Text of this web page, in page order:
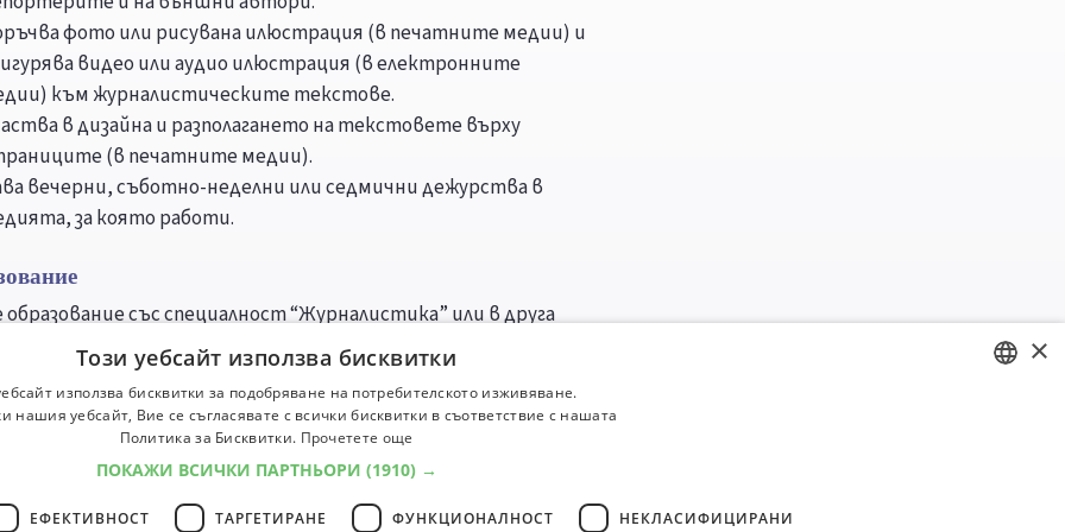
фото или рисувана илюстрация (в печатните медии) и
видео или аудио илюстрация (в електронните
към журналистическите текстове.
в дизайна и разполагането на текстовете върху
(в печатните медии).
вечерни, съботно-неделни или седмични дежурства в
за която работи.
със специалност “Журналистика” или в друга
свързана с тематиката, за която отговаря. Един или повече
езици са задължителни.
работодатели
печатни и електронни средства за масова информация.
×
Този уебсайт използва бисквитки
използва бисквитки за подобряване на потребителското изживяване.
нашия уебсайт, Вие се съгласявате с всички бисквитки в съответствие с нашата
Политика за Бисквитки. Прочетете още
ПОКАЖИ ВСИЧКИ ПАРТНЬОРИ (1910) →
ЕФЕКТИВНОСТ ТАРГЕТИРАНЕ ФУНКЦИОНАЛНОСТ НЕКЛАСИФИЦИРАНИ